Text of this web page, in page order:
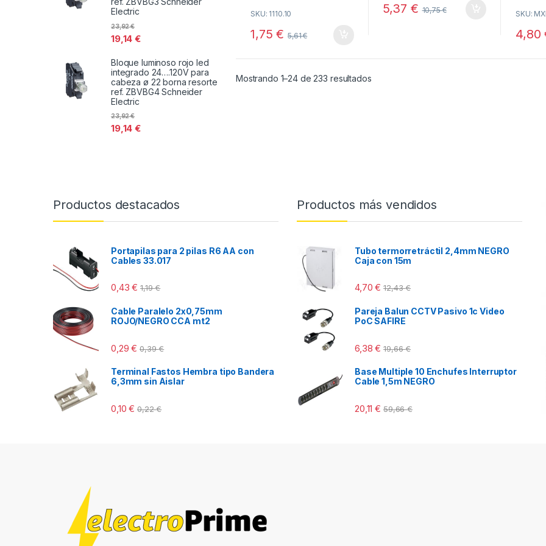
u
o
SKU: 1110.10
1,75€ 5,61€
o
f5,37 € 10,75€
u
f
SKU:
4,80
Mostrando 1–24 de 233 resultadosOrdenado por popularidad
Electric
19,14€
23,92€
Bloque luminoso rojo led
integrado 24….120V para
cabeza ø 22 borna resorte
ref. ZBVBG4 Schneider
Electric
19,14€
23,92€
Productos destacados
Portapilas para 2 pilas R6 AA con
Cables 33.017
0,43€ 1,19€
Cable Paralelo 2x0,75mm
ROJO/NEGRO CCA mt2
0,29€ 0,39€
Terminal Fastos Hembra tipo Bandera
6,3mm sin Aislar
0,10€ 0,22€
Productos más vendidos
Tubo termorretráctil 2,4mm NEGRO
Caja con 15m
4,70€ 12,43€
Pareja Balun CCTV Pasivo 1c Video
PoC SAFIRE
6,38€ 19,66€
Base Multiple 10 Enchufes Interruptor
Cable 1,5m NEGRO
20,11€ 59,66€